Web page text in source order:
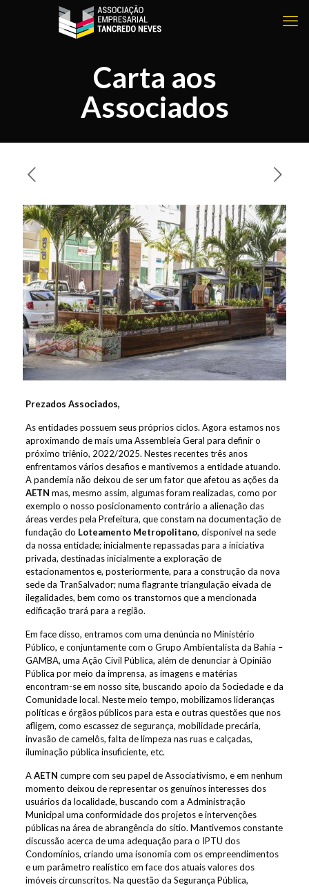
Carta aos
Associados
Prezados Associados,
As entidades possuem seus próprios ciclos. Agora estamos nos
aproximando de mais uma Assembleia Geral para definir o
próximo triênio, 2022/2025. Nestes recentes três anos
enfrentamos vários desafios e mantivemos a entidade atuando.
A pandemia não deixou de ser um fator que afetou as ações da
AETN mas, mesmo assim, algumas foram realizadas, como por
exemplo o nosso posicionamento contrário a alienação das
áreas verdes pela Prefeitura, que constam na documentação de
fundação do Loteamento Metropolitano, disponível na sede
da nossa entidade; inicialmente repassadas para a iniciativa
privada, destinadas inicialmente a exploração de
estacionamentos e, posteriormente, para a construção da nova
sede da TranSalvador; numa flagrante triangulação eivada de
ilegalidades, bem como os transtornos que a mencionada
edificação trará para a região.
Em face disso, entramos com uma denúncia no Ministério
Público, e conjuntamente com o Grupo Ambientalista da Bahia –
GAMBA, uma Ação Civil Pública, além de denunciar à Opinião
Pública por meio da imprensa, as imagens e matérias
encontram-se em nosso site, buscando apoio da Sociedade e da
Comunidade local. Neste meio tempo, mobilizamos lideranças
políticas e órgãos públicos para esta e outras questões que nos
afligem, como escassez de segurança, mobilidade precária,
invasão de camelôs, falta de limpeza nas ruas e calçadas,
iluminação pública insuficiente, etc.
AAETN cumpre com seu papel de Associativismo, e em nenhum
momento deixou de representar os genuínos interesses dos
usuários da localidade, buscando com a Administração
Municipal uma conformidade dos projetos e intervenções
públicas na área de abrangência do sítio. Mantivemos constante
discussão acerca de uma adequação para o IPTU dos
Condomínios, criando uma isonomia com os empreendimentos
e um parâmetro realístico em face dos atuais valores dos
imóveis circunscritos. Na questão da Segurança Pública,